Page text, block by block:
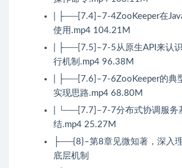
| ├──[7.4]–7-4ZooKeeper在
使用.mp4 104.21M
| ├──[7.5]–7-5从原生API来认
行机制.mp4 96.38M
| ├──[7.6]–7-6ZooKeeper的典
实现思路.mp4 68.80M
| └──[7.7]–7-7分布式协调服务
结.mp4 25.27M
├──{8}–第8章见微知著，深入
底层机制